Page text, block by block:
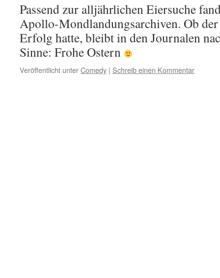
Passend zur alljährlichen Eiersuche
Apollo-Mondlandungsarchiven. Ob
Erfolg hatte, bleibt in den Journalen
Sinne: Frohe Ostern
Veröffentlicht unterComedy | Schreib einen Kommentar